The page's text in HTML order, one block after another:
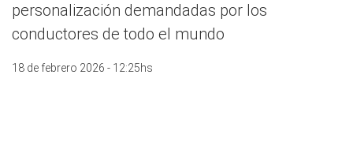
personalización demandadas por los
conductores de todo el mundo
18 de febrero 2026 - 12:25hs